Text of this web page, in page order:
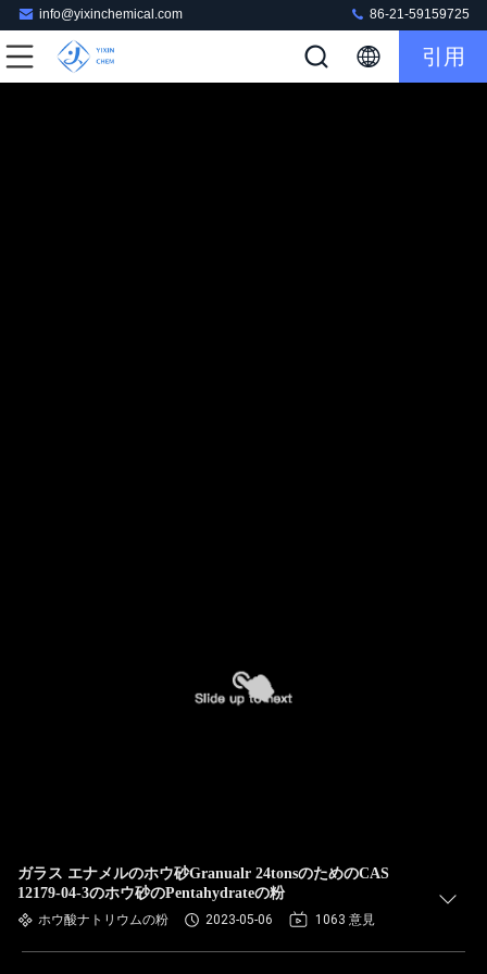
info@yixinchemical.com 86-21-59159725
引用
ガラス エナメルのホウ砂Granualr 24tonsのためのCAS
12179-04-3のホウ砂のPentahydrateの粉
ホウ酸ナトリウムの粉 2023-05-06 1063 意見